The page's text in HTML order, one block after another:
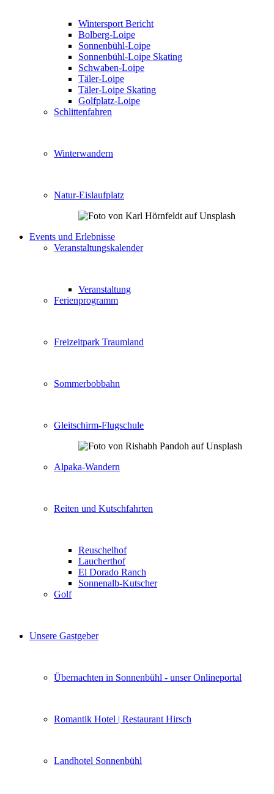
Wintersport Bericht
Bolberg-Loipe
Sonnenbühl-Loipe
Sonnenbühl-Loipe Skating
Schwaben-Loipe
Täler-Loipe
Täler-Loipe Skating
Golfplatz-Loipe
Schlittenfahren
Winterwandern
Natur-Eislaufplatz
Events und Erlebnisse
Veranstaltungskalender
Veranstaltung
Ferienprogramm
Freizeitpark Traumland
Sommerbobbahn
Gleitschirm-Flugschule
Alpaka-Wandern
Reiten und Kutschfahrten
Reuschelhof
Laucherthof
El Dorado Ranch
Sonnenalb-Kutscher
Golf
Unsere Gastgeber
Übernachten in Sonnenbühl - unser Onlineportal
Romantik Hotel | Restaurant Hirsch
Landhotel Sonnenbühl